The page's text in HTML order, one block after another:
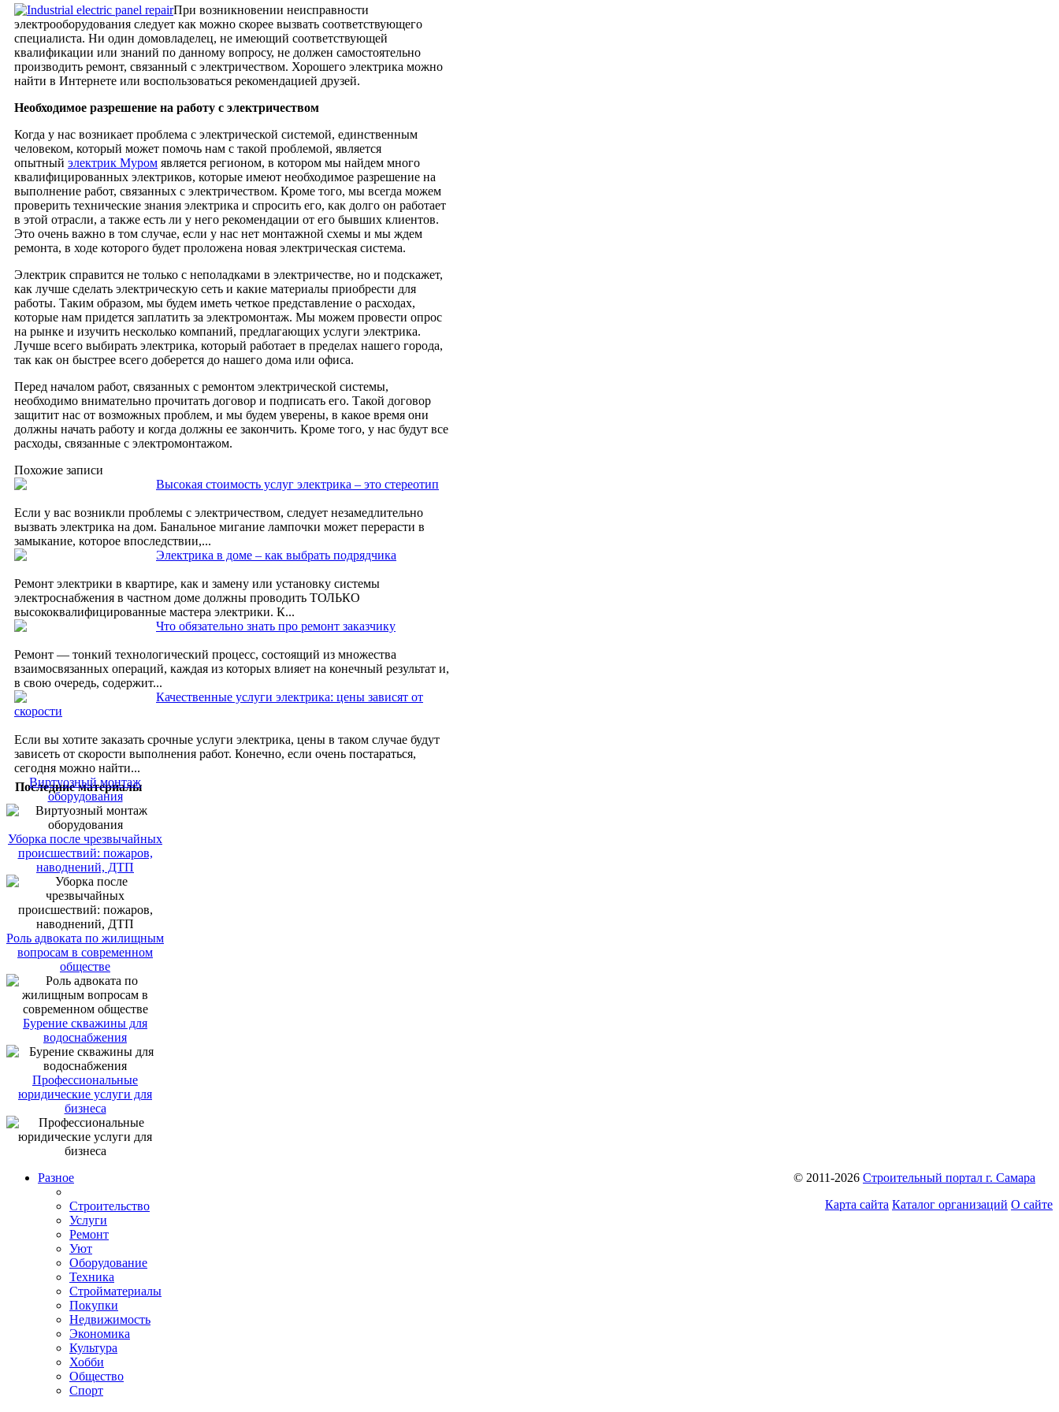
При возникновении неисправности
электрооборудования следует как можно скорее вызвать соответствующего
специалиста. Ни один домовладелец, не имеющий соответствующей
квалификации или знаний по данному вопросу, не должен самостоятельно
производить ремонт, связанный с электричеством. Хорошего электрика можно
найти в Интернете или воспользоваться рекомендацией друзей.
Необходимое разрешение на работу с электричеством
Когда у нас возникает проблема с электрической системой, единственным
человеком, который может помочь нам с такой проблемой, является
опытный электрик Муром является регионом, в котором мы найдем много
квалифицированных электриков, которые имеют необходимое разрешение на
выполнение работ, связанных с электричеством. Кроме того, мы всегда можем
проверить технические знания электрика и спросить его, как долго он работает
в этой отрасли, а также есть ли у него рекомендации от его бывших клиентов.
Это очень важно в том случае, если у нас нет монтажной схемы и мы ждем
ремонта, в ходе которого будет проложена новая электрическая система.
Электрик справится не только с неполадками в электричестве, но и подскажет,
как лучше сделать электрическую сеть и какие материалы приобрести для
работы. Таким образом, мы будем иметь четкое представление о расходах,
которые нам придется заплатить за электромонтаж. Мы можем провести опрос
на рынке и изучить несколько компаний, предлагающих услуги электрика.
Лучше всего выбирать электрика, который работает в пределах нашего города,
так как он быстрее всего доберется до нашего дома или офиса.
Перед началом работ, связанных с ремонтом электрической системы,
необходимо внимательно прочитать договор и подписать его. Такой договор
защитит нас от возможных проблем, и мы будем уверены, в какое время они
должны начать работу и когда должны ее закончить. Кроме того, у нас будут все
расходы, связанные с электромонтажом.
Похожие записи
Высокая стоимость услуг электрика – это стереотип
Если у вас возникли проблемы с электричеством, следует незамедлительно
вызвать электрика на дом. Банальное мигание лампочки может перерасти в
замыкание, которое впоследствии,...
Электрика в доме – как выбрать подрядчика
Ремонт электрики в квартире, как и замену или установку системы
электроснабжения в частном доме должны проводить ТОЛЬКО
высококвалифицированные мастера электрики. К...
Что обязательно знать про ремонт заказчику
Ремонт — тонкий технологический процесс, состоящий из множества
взаимосвязанных операций, каждая из которых влияет на конечный результат и,
в свою очередь, содержит...
Качественные услуги электрика: цены зависят от
скорости
Если вы хотите заказать срочные услуги электрика, цены в таком случае будут
зависеть от скорости выполнения работ. Конечно, если очень постараться,
сегодня можно найти...
Последние материалы
Виртуозный монтаж
оборудования
Уборка после чрезвычайных
происшествий: пожаров,
наводнений, ДТП
Роль адвоката по жилищным
вопросам в современном
обществе
Бурение скважины для
водоснабжения
Профессиональные
юридические услуги для
бизнеса
© 2011-2026 Строительный портал г. Самара
Карта сайта Каталог организаций О сайте
Разное
Строительство
Услуги
Ремонт
Уют
Оборудование
Техника
Стройматериалы
Покупки
Недвижимость
Экономика
Культура
Хобби
Общество
Спорт